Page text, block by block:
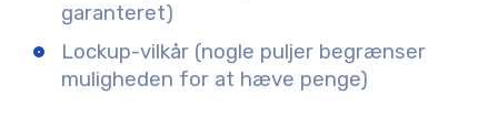
garanteret)
Lockup-vilkår (nogle puljer begrænser
muligheden for at hæve penge)